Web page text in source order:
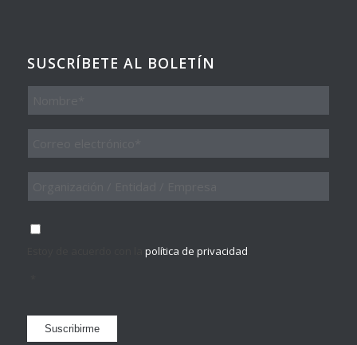
SUSCRÍBETE AL BOLETÍN
Empresa
Consentimiento
política de privacidad
Suscribirme